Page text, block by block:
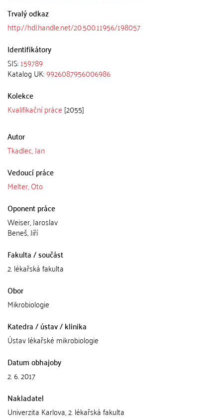
Trvalý odkaz
http://hdl.handle.net/20.500.11956/198057
Identifikátory
SIS:159789
Katalog UK:9926087956006986
Kolekce
Kvalifikační práce [2055]
Autor
Tkadlec, Jan
Vedoucí práce
Melter, Oto
Oponent práce
Weiser, Jaroslav
Beneš, Jiří
Fakulta / součást
2. lékařská fakulta
Obor
Mikrobiologie
Katedra / ústav / klinika
Ústav lékařské mikrobiologie
Datum obhajoby
2. 6. 2017
Nakladatel
Univerzita Karlova, 2. lékařská fakulta